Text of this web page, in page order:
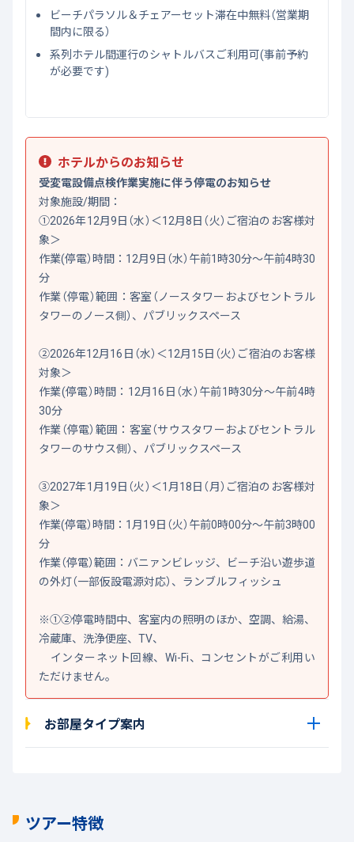
ビーチパラソル＆チェアーセット滞在中無料（営業期
間内に限る）
系列ホテル間運行のシャトルバスご利用可(事前予約
が必要です)
ホテルからのお知らせ
受変電設備点検作業実施に伴う停電のお知らせ
対象施設/期間：
①2026年12月9日（水）＜12月8日（火）ご宿泊のお客様対
象＞
作業(停電）時間：12月9日（水）午前1時30分～午前4時30
分
作業（停電）範囲：客室（ノースタワーおよびセントラル
タワーのノース側）、パブリックスペース
②2026年12月16日（水）＜12月15日（火）ご宿泊のお客様
対象＞
作業(停電）時間：12月16日（水）午前1時30分～午前4時
30分
作業（停電）範囲：客室（サウスタワーおよびセントラル
タワーのサウス側）、パブリックスペース
③2027年1月19日（火）＜1月18日（月）ご宿泊のお客様対
象＞
作業(停電）時間：1月19日（火）午前0時00分～午前3時00
分
作業（停電）範囲：バニァンビレッジ、ビーチ沿い遊歩道
の外灯（一部仮設電源対応）、ランブルフィッシュ
※①②停電時間中、客室内の照明のほか、空調、給湯、
冷蔵庫、洗浄便座、TV、
インターネット回線、Wi-Fi、コンセントがご利用い
ただけません。
お部屋タイプ案内
ツアー特徴